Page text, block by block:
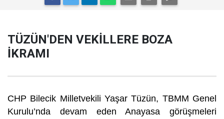
TÜZÜN'DEN VEKİLLERE BOZA
İKRAMI
CHP Bilecik Milletvekili Yaşar Tüzün, TBMM Genel
Kurulu’nda devam eden Anayasa görüşmeleri